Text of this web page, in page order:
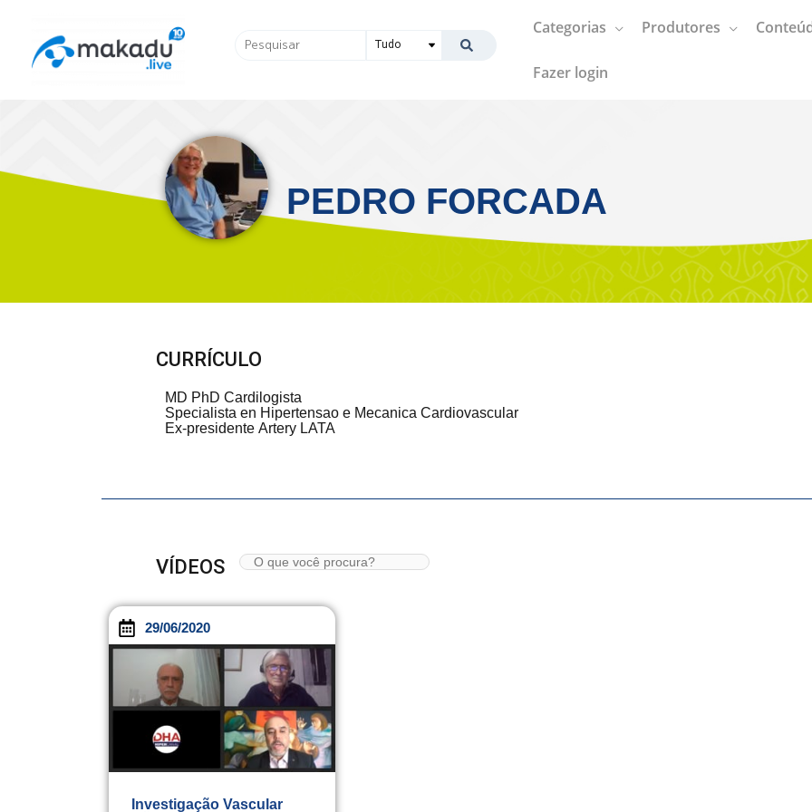
Pesquisar
Categorias Produtores
Fazer login
PEDRO FORCADA
CURRÍCULO
MD PhD Cardilogista
Specialista en Hipertensao e Mecanica Cardiovascular
Ex-presidente Artery LATA
VÍDEOS
29/06/2020
Investigação Vascular